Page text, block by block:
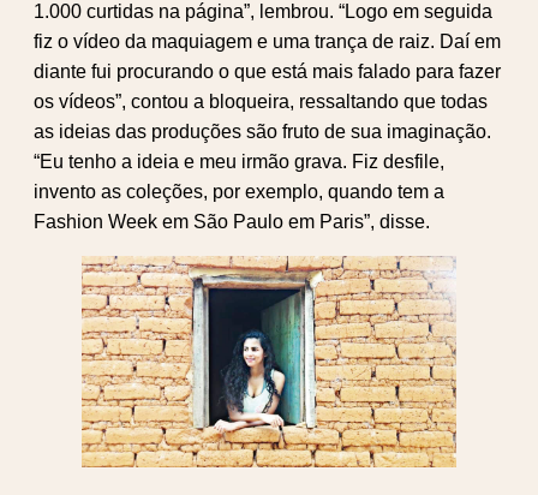
1.000 curtidas na página”, lembrou. “Logo em seguida
fiz o vídeo da maquiagem e uma trança de raiz. Daí em
diante fui procurando o que está mais falado para fazer
os vídeos”, contou a bloqueira, ressaltando que todas
as ideias das produções são fruto de sua imaginação.
“Eu tenho a ideia e meu irmão grava. Fiz desfile,
invento as coleções, por exemplo, quando tem a
Fashion Week em São Paulo em Paris”, disse.